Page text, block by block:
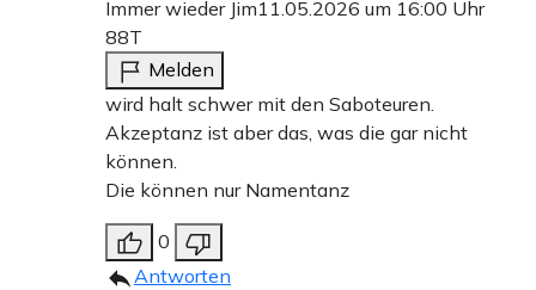
Immer wieder Jim11.05.2026 um 16:00 Uhr
88T
Melden
wird halt schwer mit den Saboteuren.
Akzeptanz ist aber das, was die gar nicht
können.
Die können nur Namentanz
0
Antworten